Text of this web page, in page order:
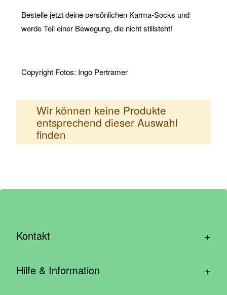
Bestelle jetzt deine persönlichen Karma-Socks und
werde Teil einer Bewegung, die nicht stillsteht!
Copyright Fotos: Ingo Pertramer
Wir können keine Produkte
entsprechend dieser Auswahl
finden
Kontakt +
Kontaktformular
Hilfe & Information +